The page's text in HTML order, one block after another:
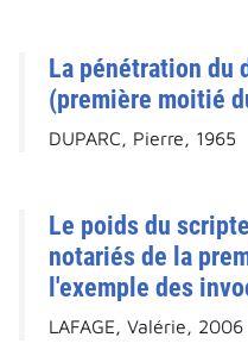
La pénétration du
(première moitié
DUPARC, Pierre, 1965
Le poids du
notariés de la
l'exemple des
LAFAGE, Valérie, 2006